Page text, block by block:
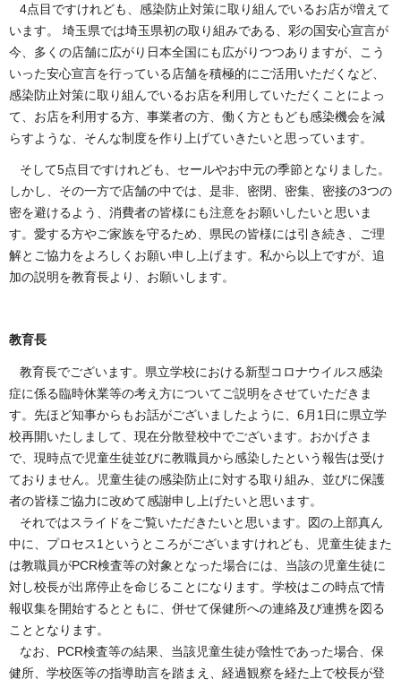
4点目ですけれども、感染防止対策に取り組んでいるお店が増えて
います。 埼玉県では埼玉県初の取り組みである、彩の国安心宣言が
今、多くの店舗に広がり日本全国にも広がりつつありますが、こう
いった安心宣言を行っている店舗を積極的にご活用いただくなど、
感染防止対策に取り組んでいるお店を利用していただくことによっ
て、お店を利用する方、事業者の方、働く方ともども感染機会を減
らすような、そんな制度を作り上げていきたいと思っています。
そして5点目ですけれども、セールやお中元の季節となりました。
しかし、その一方で店舗の中では、是非、密閉、密集、密接の3つの
密を避けるよう、消費者の皆様にも注意をお願いしたいと思いま
す。愛する方やご家族を守るため、県民の皆様には引き続き、ご理
解とご協力をよろしくお願い申し上げます。私から以上ですが、追
加の説明を教育長より、お願いします。
教育長
教育長でございます。県立学校における新型コロナウイルス感染
症に係る臨時休業等の考え方についてご説明をさせていただきま
す。先ほど知事からもお話がございましたように、6月1日に県立学
校再開いたしまして、現在分散登校中でございます。おかげさま
で、現時点で児童生徒並びに教職員から感染したという報告は受け
ておりません。児童生徒の感染防止に対する取り組み、並びに保護
者の皆様ご協力に改めて感謝申し上げたいと思います。
それではスライドをご覧いただきたいと思います。図の上部真ん
中に、プロセス1というところがございますけれども、児童生徒また
は教職員がPCR検査等の対象となった場合には、当該の児童生徒に
対し校長が出席停止を命じることになります。学校はこの時点で情
報収集を開始するとともに、併せて保健所への連絡及び連携を図る
こととなります。
なお、PCR検査等の結果、当該児童生徒が陰性であった場合、保
健所、学校医等の指導助言を踏まえ、経過観察を経た上で校長が登